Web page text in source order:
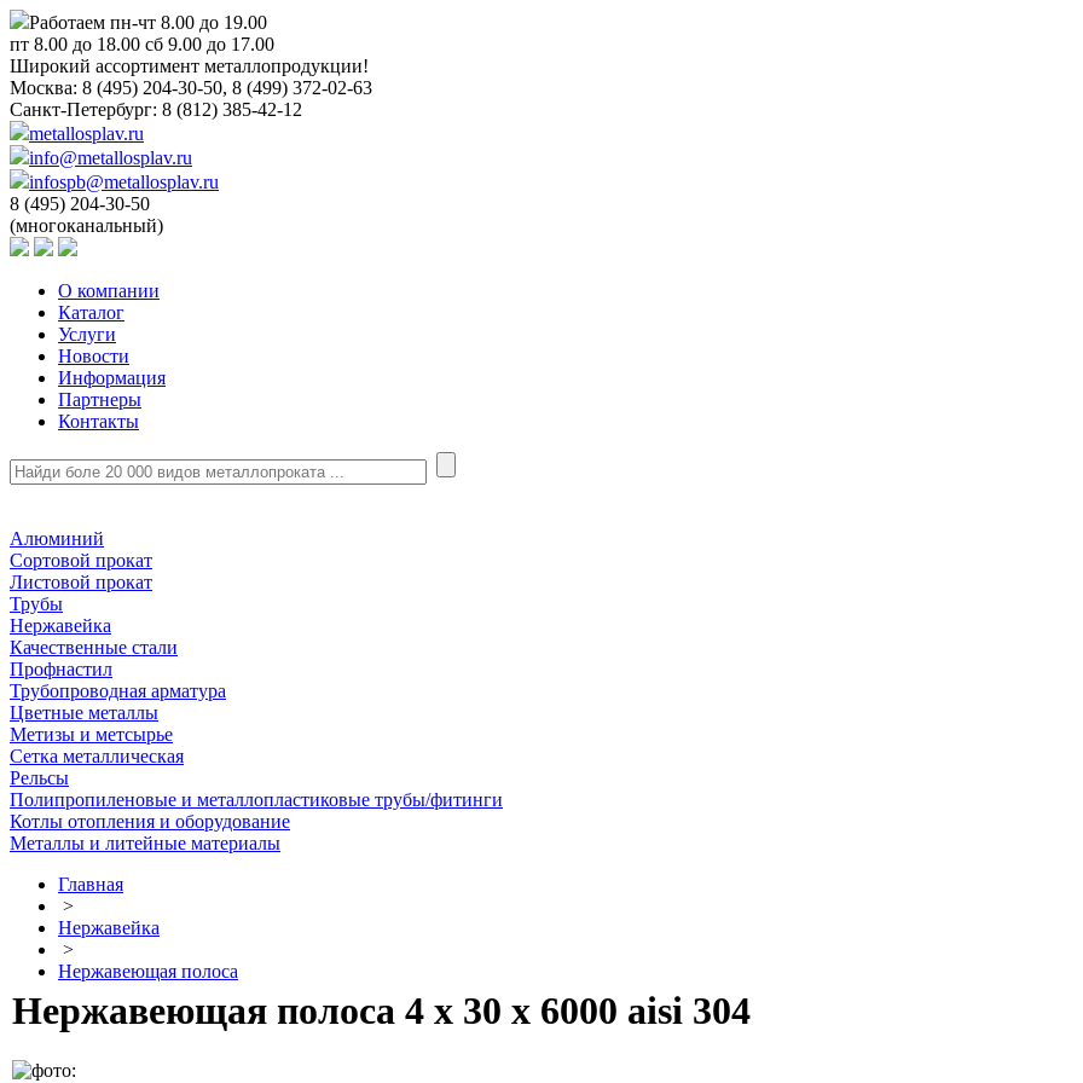
Работаем пн-чт 8.00 до 19.00
пт 8.00 до 18.00 сб 9.00 до 17.00
Широкий ассортимент металлопродукции!
Москва: 8 (495) 204-30-50, 8 (499) 372-02-63
Санкт-Петербург: 8 (812) 385-42-12
metallosplav.ru
info@metallosplav.ru
infospb@metallosplav.ru
8 (495) 204-30-50
(многоканальный)
О компании
Каталог
Услуги
Новости
Информация
Партнеры
Контакты
Алюминий
Сортовой прокат
Листовой прокат
Трубы
Нержавейка
Качественные стали
Профнастил
Трубопроводная арматура
Цветные металлы
Метизы и метсырье
Сетка металлическая
Рельсы
Полипропиленовые и металлопластиковые трубы/фитинги
Котлы отопления и оборудование
Металлы и литейные материалы
Главная
>
Нержавейка
>
Нержавеющая полоса
Нержавеющая полоса 4 х 30 х 6000 aisi 304